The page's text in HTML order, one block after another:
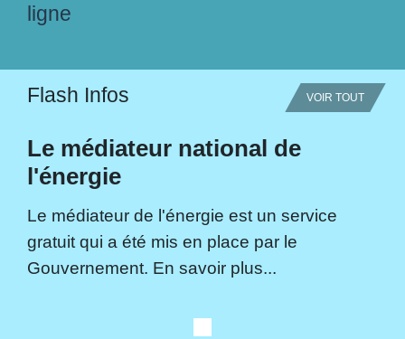
ligne
Flash Infos VOIR TOUT
Le médiateur national de
l'énergie
Le médiateur de l'énergie est un service
gratuit qui a été mis en place par le
Gouvernement. En savoir plus...